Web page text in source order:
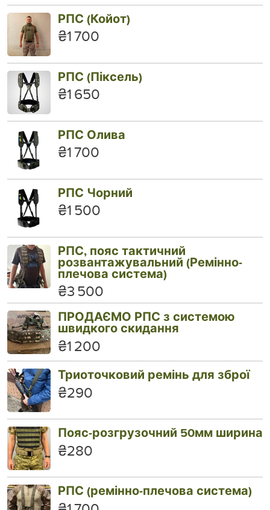
РПС (Койот)
₴1 700
РПС (Піксель)
₴1 650
РПС Олива
₴1 700
РПС Чорний
₴1 500
РПС, пояс тактичний
розвантажувальний (Ремінно-
плечова система)
₴3 500
ПРОДАЄМО РПС з системою
швидкого скидання
₴1 200
Триоточковий ремінь для зброї
₴290
Пояс-розгрузочний 50мм ширина
₴280
РПС (ремінно-плечова система)